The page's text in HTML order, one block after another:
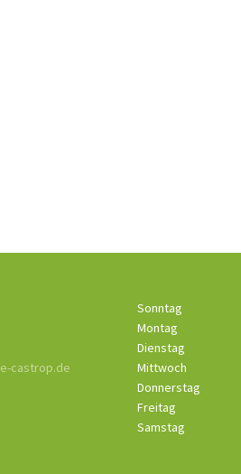
castrop.de
Sonntag
Montag
Dienstag
Mittwoch
Donnerstag
Freitag
Samstag